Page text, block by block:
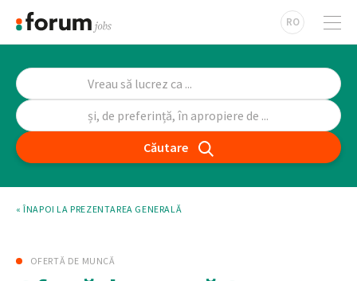
RO
Căutare
« ÎNAPOI LA PREZENTAREA GENERALĂ
OFERTĂ DE MUNCĂ